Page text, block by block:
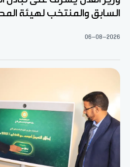
السابق والمنتخب لهيئة
06-08-2026